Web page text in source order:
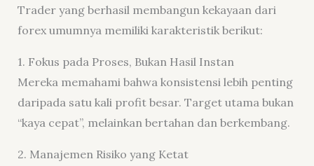
Trader yang berhasil membangun kekayaan dari
forex umumnya memiliki karakteristik berikut:
1. Fokus pada Proses, Bukan Hasil Instan
Mereka memahami bahwa konsistensi lebih penting
daripada satu kali profit besar. Target utama bukan
“kaya cepat”, melainkan bertahan dan berkembang.
2. Manajemen Risiko yang Ketat